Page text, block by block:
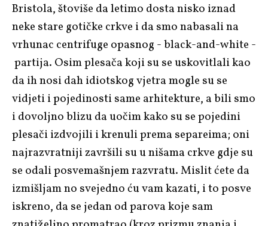
Bristola, štoviše da letimo dosta nisko iznad
neke stare gotičke crkve i da smo nabasali na
vrhunac centrifuge opasnog - black-and-white -
partija. Osim plesača koji su se uskovitlali kao
da ih nosi dah idiotskog vjetra mogle su se
vidjeti i pojedinosti same arhitekture, a bili smo
i dovoljno blizu da uočim kako su se pojedini
plesači izdvojili i krenuli prema separeima; oni
najrazvratniji završili su u nišama crkve gdje su
se odali posvemašnjem razvratu. Mislit ćete da
izmišljam no svejedno ću vam kazati, i to posve
iskreno, da se jedan od parova koje sam